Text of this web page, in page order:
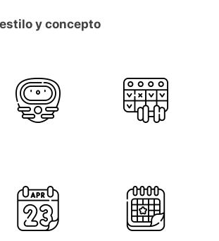
y concepto